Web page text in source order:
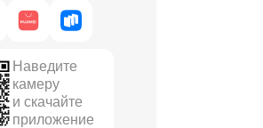
Наведите
камеру
и скачайте
приложение